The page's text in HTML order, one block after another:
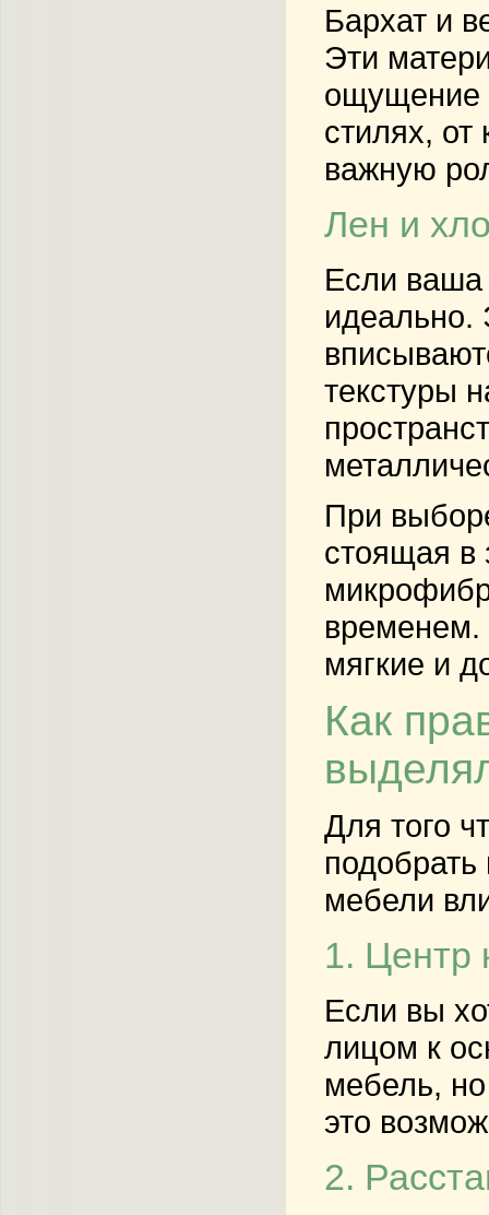
Бархат и
Эти
ощущение
стилях,
важную
Лен и
Если ваша
идеально.
текстуры
При
стоящая в
временем.
мягкие и
Как
Для того
мебели
1. Центр
Если вы
лицом к
мебель,
это
2.